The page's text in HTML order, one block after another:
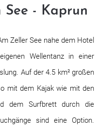
- Kaprun
Zeller See nahe dem Hotel
Wellentanz in einer
Auf der 4.5 km² großen
mit dem Kajak wie mit den
dem Surfbrett durch die
sind eine Option.